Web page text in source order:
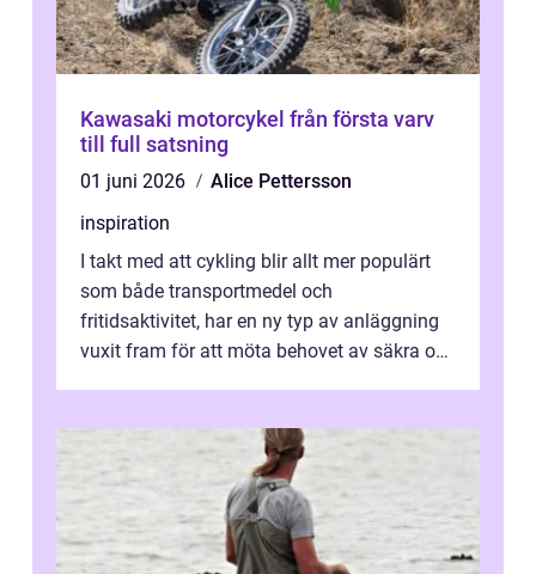
Kawasaki motorcykel från första varv
till full satsning
01 juni 2026
Alice Pettersson
inspiration
I takt med att cykling blir allt mer populärt
som både transportmedel och
fritidsaktivitet, har en ny typ av anläggning
vuxit fram för att möta behovet av säkra och